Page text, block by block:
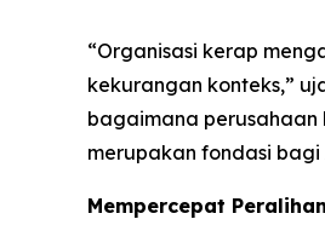
“Organisasi kerap
kekurangan konteks,”
bagaimana perusahaan
merupakan fondasi
Mempercepat